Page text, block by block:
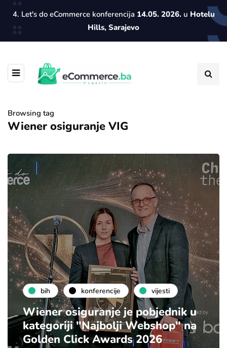
4. Let's do eCommerce konferencija 14.05. 2026.u Hotelu
Hills, Sarajevo
Browsing tag
Wiener osiguranje VIG
bih konferencije vijesti
Wiener osiguranje je pobjednik u
kategoriji "Najbolji Webshop" na
Golden Click Awards 2026